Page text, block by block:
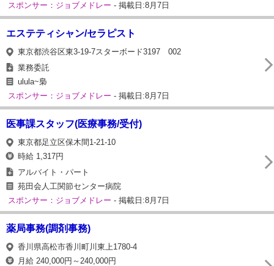
スポンサー：ジョブメドレー - 掲載日:8月7日
エステティシャン/セラピスト
東京都渋谷区東3-19-7スターボード3197 002
業務委託
ulula~梟
スポンサー：ジョブメドレー - 掲載日:8月7日
医事課スタッフ(医療事務/受付)
東京都足立区保木間1-21-10
時給 1,317円
アルバイト・パート
苑田会人工関節センター病院
スポンサー：ジョブメドレー - 掲載日:8月7日
薬局事務(調剤事務)
香川県高松市香川町川東上1780-4
月給 240,000円～240,000円